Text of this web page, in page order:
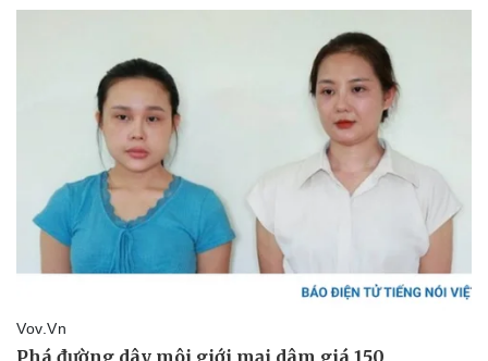
Bất động sản
Khởi nghiệp
Thị trường
Tiêu dùng